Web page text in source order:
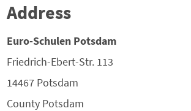
Address
Euro-Schulen Potsdam
Friedrich-Ebert-Str. 113
14467 Potsdam
County Potsdam